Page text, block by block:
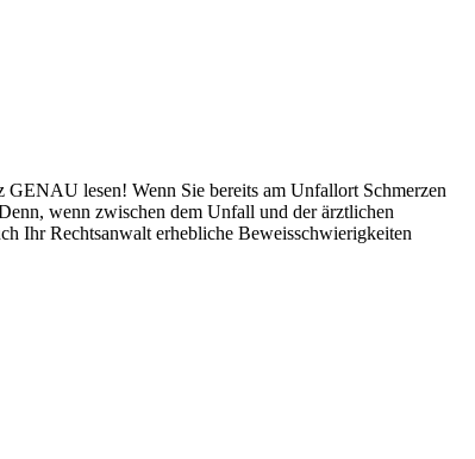
GENAU lesen! Wenn Sie bereits am Unfallort Schmerzen
wenn zwischen dem Unfall und der ärztlichen
Ihr Rechtsanwalt erhebliche Beweisschwierigkeiten